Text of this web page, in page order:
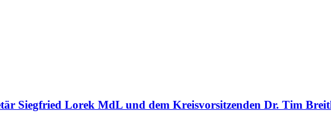
Siegfried Lorek MdL und dem Kreisvorsitzenden Dr. Tim